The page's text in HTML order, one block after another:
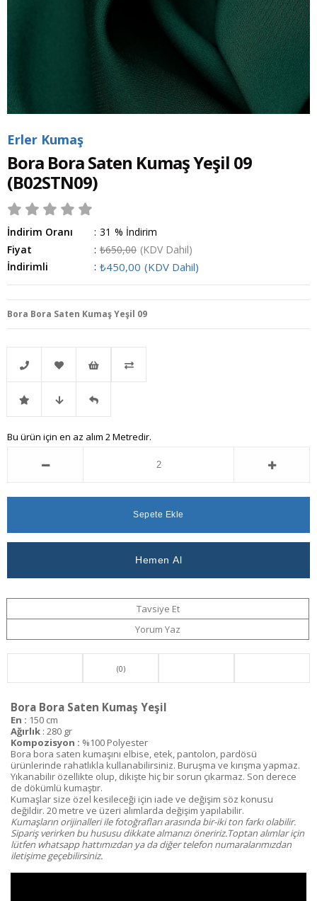
Erler Kumaş
Bora Bora Saten Kumaş Yeşil 09
(B02STN09)
İndirim Oranı : %
31
İndirim
Fiyat
: ₺650,00 (KDV Dahil)
İndirimli
: ₺450,00 (KDV Dahil)
Bora Bora Saten Kumaş Yeşil 09
Telefonla
Sipariş
Favorilere
Ekle
İstek
Listeme
İndirimli Fiyat
Ver
Gelince
Bu ürün için en az alım 2 Metredir.
Tavsiye Et
Yorum Yaz
(0)
Bora Bora Saten Kumaş Yeşil
En : 150 cm
Ağırlık : 280 gr
Kompozisyon : %100 Polyester
Bora bora saten kumaşını elbise, etek, pantolon, pardösü
ürünlerinde rahatlıkla kullanabilirsiniz. Buruşma ve kırışma yapmaz.
Yıkanabilir özellikte olup, dikişte hiç bir sorun çıkarmaz. Son derece
de dökümlü kumaştır.
Kumaşlar size özel kesileceği için iade ve değişim söz konusu
değildir. 20 metre ve üzeri alımlarda değişim yapılabilir.
Kumaşların orijinalleri ile fotoğrafları arasında bir-iki ton farkı olabilir.
Sipariş verirken bu hususu dikkate almanızı öneririz.Toptan alımlar için
lütfen whatsapp hattımızdan ya da diğer telefon numaralarımızdan
iletişime geçebilirsiniz.